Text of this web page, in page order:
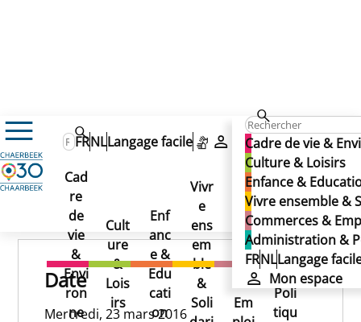
Cadre de vie &
Culture & Loisirs
Enfance &
Vivre ensemble &
Commerces &
Administration &
FRNLLangage
Mon espace
FRNLLangage facile
Mon espace
Cad
re
de
vie
&
Envi
ron
ne
Cult
ure
&
Lois
irs
Enf
anc
e &
Edu
cati
on
Vivr
e
ens
em
ble
&
Soli
Co
mm
erc
es
&
Em
Ad
min
istr
atio
n &
Poli
tiqu
23/03/2016
23/03/2016
23/03/2016
Publié le 13/11/2024
Date
Mercredi, 23 mars 2016